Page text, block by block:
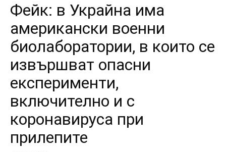
Фейк: в Украйна има
американски военни
биолаборатории, в които се
извършват опасни
експерименти,
включително и с
коронавируса при
прилепите